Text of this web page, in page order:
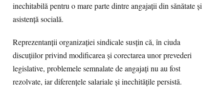
inechitabilă pentru o mare parte dintre angajații din sănătate și
asistență socială.
Reprezentanții organizației sindicale susțin că, în ciuda
discuțiilor privind modificarea și corectarea unor prevederi
legislative, problemele semnalate de angajați nu au fost
rezolvate, iar diferențele salariale și inechitățile persistă.